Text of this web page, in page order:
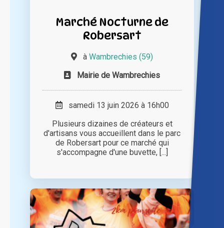
Marché Nocturne de
Robersart
à Wambrechies (59)
Mairie de Wambrechies
samedi 13 juin 2026 à 16h00
Plusieurs dizaines de créateurs et
d'artisans vous accueillent dans le parc
de Robersart pour ce marché qui
s'accompagne d'une buvette, [...]